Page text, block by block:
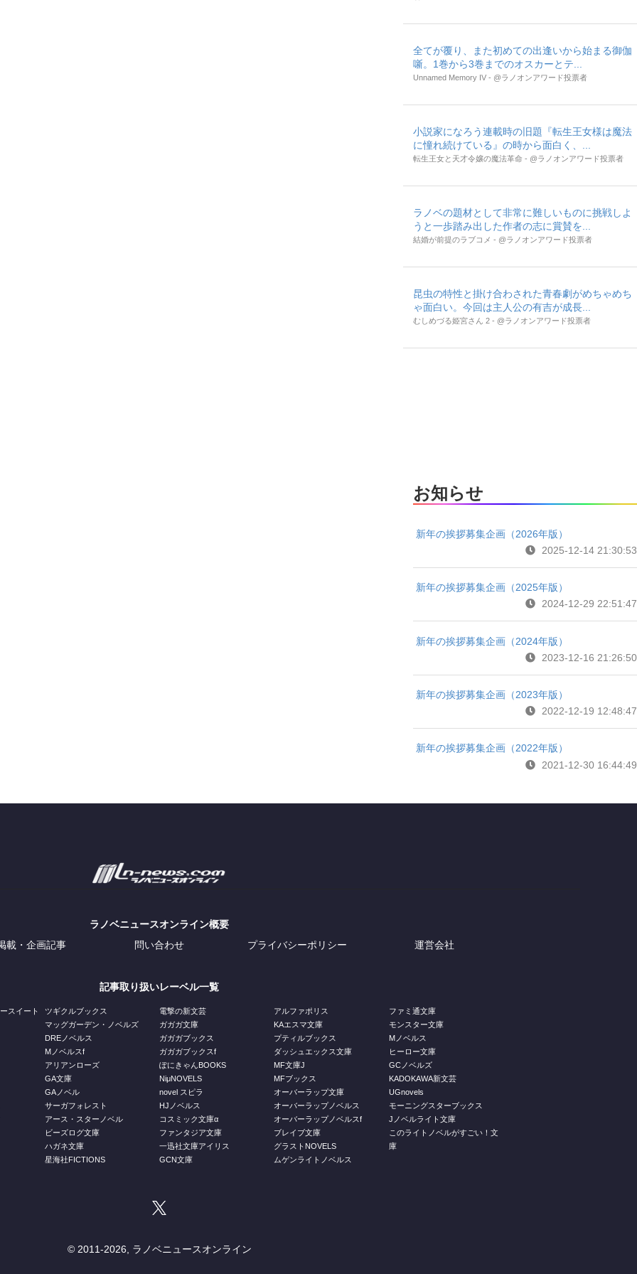
全てが覆り、また初めての出逢いから始まる御伽
噺。1巻から3巻までのオスカーとテ...
Unnamed Memory IV - @ラノオンアワード投票者
小説家になろう連載時の旧題『転生王女様は魔法
に憧れ続けている』の時から面白く、...
転生王女と天才令嬢の魔法革命 - @ラノオンアワード投票者
ラノベの題材として非常に難しいものに挑戦しよ
うと一歩踏み出した作者の志に賞賛を...
結婚が前提のラブコメ - @ラノオンアワード投票者
昆虫の特性と掛け合わされた青春劇がめちゃめち
ゃ面白い。今回は主人公の有吉が成長...
むしめづる姫宮さん 2 - @ラノオンアワード投票者
お知らせ
新年の挨拶募集企画（2026年版）
2025-12-14 21:30:53
新年の挨拶募集企画（2025年版）
2024-12-29 22:51:47
新年の挨拶募集企画（2024年版）
2023-12-16 21:26:50
新年の挨拶募集企画（2023年版）
2022-12-19 12:48:47
新年の挨拶募集企画（2022年版）
2021-12-30 16:44:49
ラノベニュースオンライン概要
載・企画記事 問い合わせ プライバシーポリシー 運営会社
記事取り扱いレーベル一覧
スイート
ツギクルブックス
マッグガーデン・ノベルズ
DREノベルス
Mノベルスf
アリアンローズ
GA文庫
GAノベル
サーガフォレスト
アース・スターノベル
ビーズログ文庫
ハガネ文庫
星海社FICTIONS
電撃の新文芸
ガガガ文庫
ガガガブックス
ガガガブックスf
ぽにきゃんBOOKS
NiμNOVELS
novel スピラ
HJノベルス
コスミック文庫α
ファンタジア文庫
一迅社文庫アイリス
GCN文庫
アルファポリス
KAエスマ文庫
プティルブックス
ダッシュエックス文庫
MF文庫J
MFブックス
オーバーラップ文庫
オーバーラップノベルス
オーバーラップノベルスf
ブレイブ文庫
グラストNOVELS
ムゲンライトノベルス
ファミ通文庫
モンスター文庫
Mノベルス
ヒーロー文庫
GCノベルズ
KADOKAWA新文芸
UGnovels
モーニングスターブックス
Jノベルライト文庫
このライトノベルがすごい！文
庫
© 2011-2026, ラノベニュースオンライン